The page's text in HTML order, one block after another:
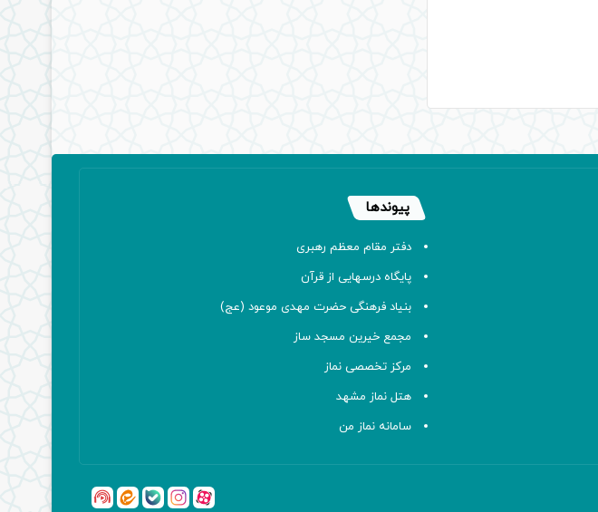
پیوندها
دفتر مقام معظم رهبری
پایگاه درسهایی از قرآن
بنیاد فرهنگی حضرت مهدی موعود (عج)
مجمع خیرین مسجد ساز
مرکز تخصصی نماز
هتل نماز مشهد
سامانه نماز من
آپاراتاینستاگرام
بله ایتا شنوتو